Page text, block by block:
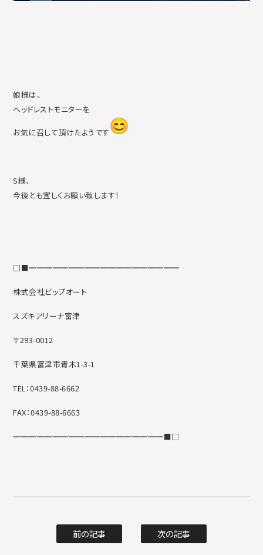
娘様は、
ヘッドレストモニターを
お気に召して頂けたようです
S様、
今後とも宜しくお願い致します！
□■━━━━━━━━━━━━━━━━━━━
株式会社ビップオート
スズキアリーナ富津
〒293-0012
千葉県富津市青木1-3-1
TEL：0439-88-6662
FAX：0439-88-6663
━━━━━━━━━━━━━━━━━━━■□
前の記事 次の記事